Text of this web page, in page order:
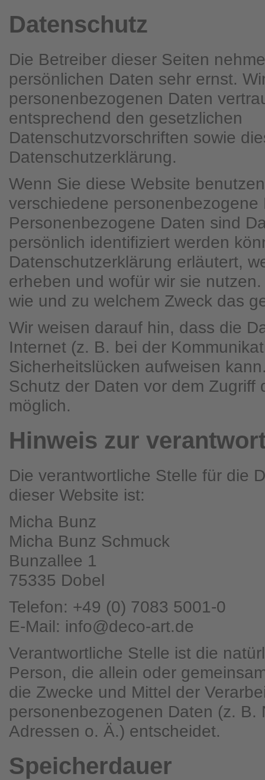
Datenschutz
Die Betreiber dieser Seiten
persönlichen Daten sehr ernst.
personenbezogenen Daten
entsprechend den gesetzlichen
Datenschutzvorschriften sowie
Datenschutzerklärung.
Wenn Sie diese Website
verschiedene personenbezogene
Personenbezogene Daten sind
persönlich identifiziert werden
Datenschutzerklärung erläutert,
erheben und wofür wir sie
wie und zu welchem Zweck das
Wir weisen darauf hin, dass die
Internet (z. B. bei der
Sicherheitslücken aufweisen
Schutz der Daten vor dem Zugriff
möglich.
Hinweis zur
Die verantwortliche Stelle für die
dieser Website ist:
Micha Bunz
Micha Bunz Schmuck
Bunzallee 1
75335 Dobel
Telefon: +49 (0) 7083 5001-0
E-Mail: info@deco-art.de
Verantwortliche Stelle ist die
Person, die allein oder
die Zwecke und Mittel der
personenbezogenen Daten (z. B.
Adressen o. Ä.) entscheidet.
Speicherdauer